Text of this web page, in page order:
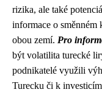
rizika, ale také
informace o
obou zemí. Pro
být volatilita turecké
podnikatelé využili
Turecku či k